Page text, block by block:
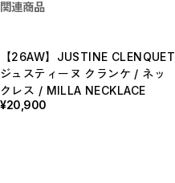
関連商品
【26AW】JUSTINE CLENQUET
ジュスティーヌ クランケ / ネッ
クレス / MILLA NECKLACE
¥20,900